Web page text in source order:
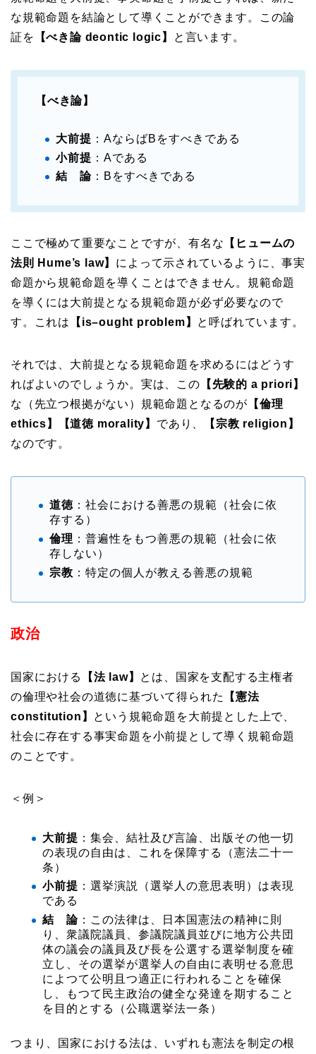
な規範命題を結論として導くことができます。この論
証を 【べき論 deontic logic】 と言います。
【べき論】
大前提 ：AならばBをすべきである
小前提 ：Aである
結 論 ：Bをすべきである
ここで極めて重要なことですが、有名な 【ヒュームの
法則 Hume’s law】 によって示されているように、事実
命題から規範命題を導くことはできません。規範命題
を導くには大前提となる規範命題が必ず必要なので
す。これは
【is–ought problem】 と呼ばれています。
それでは、大前提となる規範命題を求めるにはどうす
ればよいのでしょうか。実は、この 【先験的 a priori】
な（先立つ根拠がない）規範命題となるのが 【倫理
ethics】【道徳 morality】 であり、
【宗教 religion】
なのです。
道徳 ：社会における善悪の規範（社会に依
存する）
倫理 ：普遍性をもつ善悪の規範（社会に依
存しない）
宗教 ：特定の個人が教える善悪の規範
政治
国家における 【法 law】 とは、国家を支配する主権者
の倫理や社会の道徳に基づいて得られた
【憲法
constitution】 という規範命題を大前提とした上で、
社会に存在する事実命題を小前提として導く規範命題
のことです。
＜例＞
大前提 ：集会、結社及び言論、出版その他一切
の表現の自由は、これを保障する（憲法二十一
条）
小前提 ：選挙演説（選挙人の意思表明）は表現
である
結 論 ：この法律は、日本国憲法の精神に則
り、衆議院議員、参議院議員並びに地方公共団
体の議会の議員及び長を公選する選挙制度を確
立し、その選挙が選挙人の自由に表明せる意思
によつて公明且つ適正に行われることを確保
し、もつて民主政治の健全な発達を期すること
を目的とする（公職選挙法一条）
つまり、国家における法は、いずれも憲法を制定の根